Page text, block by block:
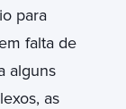
para
falta de
alguns
as